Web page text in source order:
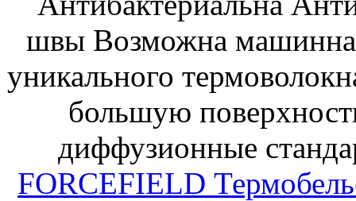
швы Возможна
уникального
большую
диффузионные
FORCEFIELD